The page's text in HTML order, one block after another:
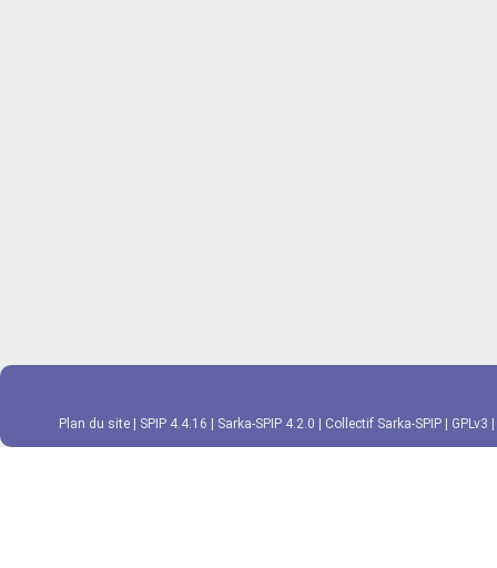
Plan du site SPIP 4.4.16 Sarka-SPIP 4.2.0 Collectif Sarka-SPIP GPLv3